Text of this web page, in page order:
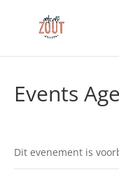
Events
Dit evenement is